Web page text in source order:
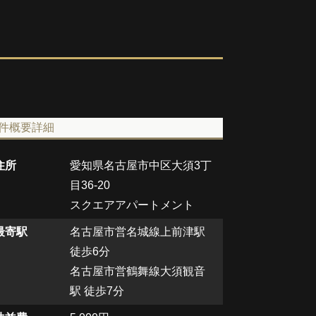
概要詳細
所
愛知県名古屋市中区大須3丁
目36-20
スクエアアパートメント
寄駅
名古屋市営名城線上前津駅
徒歩6分
名古屋市営鶴舞線大須観音
駅 徒歩7分